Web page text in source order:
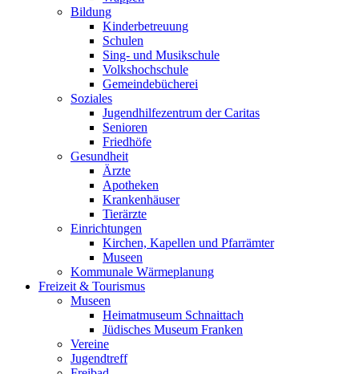
Bildung
Kinderbetreuung
Schulen
Sing- und Musikschule
Volkshochschule
Gemeindebücherei
Soziales
Jugendhilfezentrum der Caritas
Senioren
Friedhöfe
Gesundheit
Ärzte
Apotheken
Krankenhäuser
Tierärzte
Einrichtungen
Kirchen, Kapellen und Pfarrämter
Museen
Kommunale Wärmeplanung
Freizeit & Tourismus
Museen
Heimatmuseum Schnaittach
Jüdisches Museum Franken
Vereine
Jugendtreff